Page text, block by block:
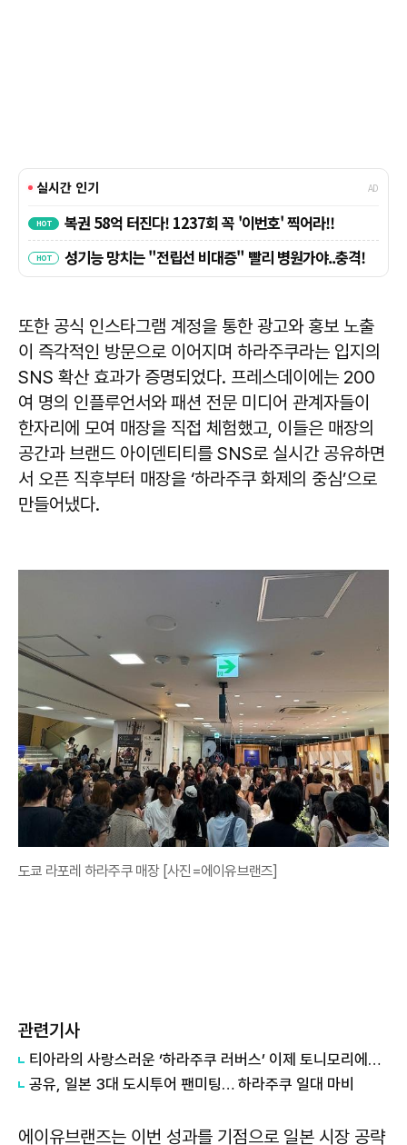
또한 공식 인스타그램 계정을 통한 광고와 홍보 노출
이 즉각적인 방문으로 이어지며 하라주쿠라는 입지의
SNS 확산 효과가 증명되었다. 프레스데이에는 200
여 명의 인플루언서와 패션 전문 미디어 관계자들이
한자리에 모여 매장을 직접 체험했고, 이들은 매장의
공간과 브랜드 아이덴티티를 SNS로 실시간 공유하면
서 오픈 직후부터 매장을 ‘하라주쿠 화제의 중심’으로
만들어냈다.
도쿄 라포레 하라주쿠 매장 [사진=에이유브랜즈]
관련기사
티아라의 사랑스러운 ‘하라주쿠 러버스’ 이제 토니모리에서 만나세요!
공유, 일본 3대 도시투어 팬미팅… 하라주쿠 일대 마비
에이유브랜즈는 이번 성과를 기점으로 일본 시장 공략